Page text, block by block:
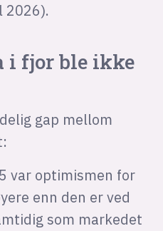
2026).
i fjor ble ikke
gap mellom
var optimismen for
enn den er ved
som markedet